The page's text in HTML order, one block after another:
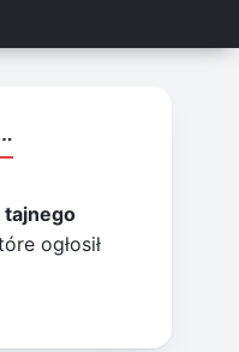
tajnego
ogłosił